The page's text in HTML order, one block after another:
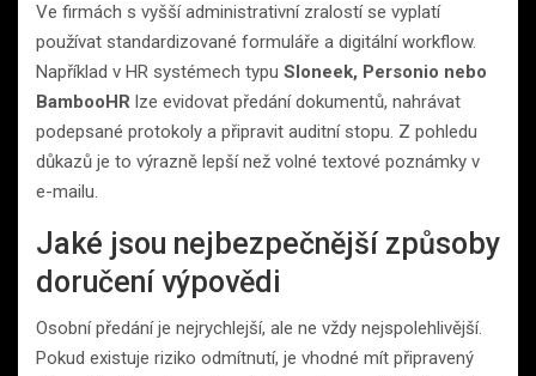
Ve firmách s vyšší administrativní zralostí se vyplatí
používat standardizované formuláře a digitální workflow.
Například v HR systémech typu Sloneek, Personio nebo
BambooHR lze evidovat předání dokumentů, nahrávat
podepsané protokoly a připravit auditní stopu. Z pohledu
důkazů je to výrazně lepší než volné textové poznámky v
e-mailu.
Jaké jsou nejbezpečnější způsoby
doručení výpovědi
Osobní předání je nejrychlejší, ale ne vždy nejspolehlivější.
Pokud existuje riziko odmítnutí, je vhodné mít připravený